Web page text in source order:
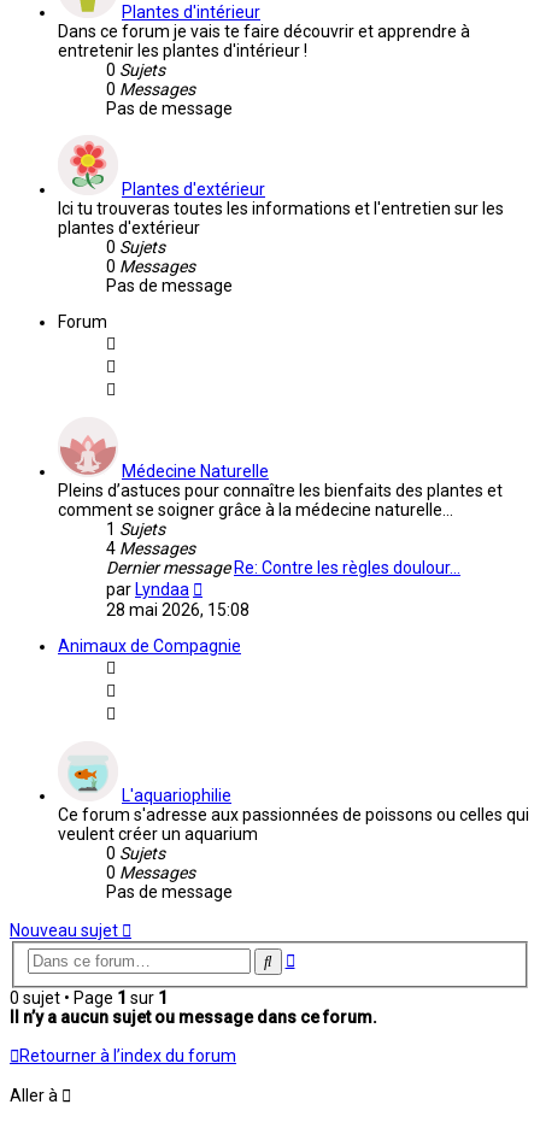
Plantes d'intérieur
Dans ce forum je vais te faire découvrir et apprendre à
entretenir les plantes d'intérieur !
0 Sujets
0 Messages
Pas de message
Plantes d'extérieur
Ici tu trouveras toutes les informations et l'entretien sur les
plantes d'extérieur
0 Sujets
0 Messages
Pas de message
Forum
Médecine Naturelle
Pleins d’astuces pour connaître les bienfaits des plantes et
comment se soigner grâce à la médecine naturelle...
1 Sujets
4 Messages
Dernier messageRe: Contre les règles doulour…
parLyndaa
le
dernier
message
28 mai 2026, 15:08
Animaux de Compagnie
L'aquariophilie
Ce forum s'adresse aux passionnées de poissons ou celles qui
veulent créer un aquarium
0 Sujets
0 Messages
Pas de message
Nouveau sujet
Rechercher
Recherche
0 sujet • Page 1 sur 1
Il n’y a aucun sujet ou message dans ce forum.
Retourner à l’index du forum
Aller à